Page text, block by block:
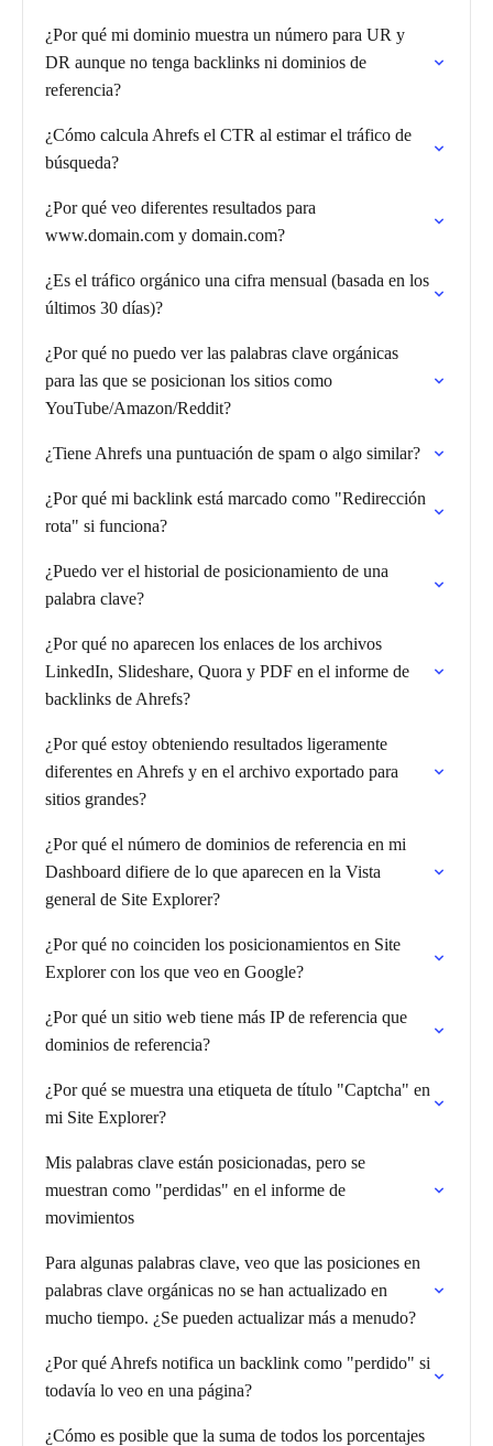
¿Por qué mi dominio muestra un número para UR y
DR aunque no tenga backlinks ni dominios de
referencia?
¿Cómo calcula Ahrefs el CTR al estimar el tráfico de
búsqueda?
¿Por qué veo diferentes resultados para
www.domain.com y domain.com?
¿Es el tráfico orgánico una cifra mensual (basada en los
últimos 30 días)?
¿Por qué no puedo ver las palabras clave orgánicas
para las que se posicionan los sitios como
YouTube/Amazon/Reddit?
¿Tiene Ahrefs una puntuación de spam o algo similar?
¿Por qué mi backlink está marcado como "Redirección
rota" si funciona?
¿Puedo ver el historial de posicionamiento de una
palabra clave?
¿Por qué no aparecen los enlaces de los archivos
LinkedIn, Slideshare, Quora y PDF en el informe de
backlinks de Ahrefs?
¿Por qué estoy obteniendo resultados ligeramente
diferentes en Ahrefs y en el archivo exportado para
sitios grandes?
¿Por qué el número de dominios de referencia en mi
Dashboard difiere de lo que aparecen en la Vista
general de Site Explorer?
¿Por qué no coinciden los posicionamientos en Site
Explorer con los que veo en Google?
¿Por qué un sitio web tiene más IP de referencia que
dominios de referencia?
¿Por qué se muestra una etiqueta de título "Captcha" en
mi Site Explorer?
Mis palabras clave están posicionadas, pero se
muestran como "perdidas" en el informe de
movimientos
Para algunas palabras clave, veo que las posiciones en
palabras clave orgánicas no se han actualizado en
mucho tiempo. ¿Se pueden actualizar más a menudo?
¿Por qué Ahrefs notifica un backlink como "perdido" si
todavía lo veo en una página?
¿Cómo es posible que la suma de todos los porcentajes